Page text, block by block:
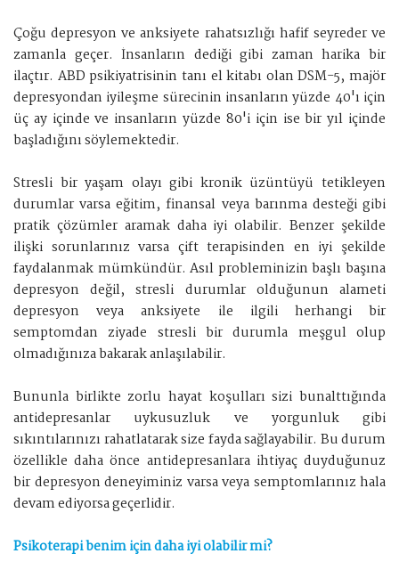
Çoğu depresyon ve anksiyete rahatsızlığı hafif seyreder ve
zamanla geçer. İnsanların dediği gibi zaman harika bir
ilaçtır. ABD psikiyatrisinin tanı el kitabı olan DSM-5, majör
depresyondan iyileşme sürecinin insanların yüzde 40'ı için
üç ay içinde ve insanların yüzde 80'i için ise bir yıl içinde
başladığını söylemektedir.
Stresli bir yaşam olayı gibi kronik üzüntüyü tetikleyen
durumlar varsa eğitim, finansal veya barınma desteği gibi
pratik çözümler aramak daha iyi olabilir. Benzer şekilde
ilişki sorunlarınız varsa çift terapisinden en iyi şekilde
faydalanmak mümkündür. Asıl probleminizin başlı başına
depresyon değil, stresli durumlar olduğunun alameti
depresyon veya anksiyete ile ilgili herhangi bir
semptomdan ziyade stresli bir durumla meşgul olup
olmadığınıza bakarak anlaşılabilir.
Bununla birlikte zorlu hayat koşulları sizi bunalttığında
antidepresanlar uykusuzluk ve yorgunluk gibi
sıkıntılarınızı rahatlatarak size fayda sağlayabilir. Bu durum
özellikle daha önce antidepresanlara ihtiyaç duyduğunuz
bir depresyon deneyiminiz varsa veya semptomlarınız hala
devam ediyorsa geçerlidir.
Psikoterapi benim için daha iyi olabilir mi?